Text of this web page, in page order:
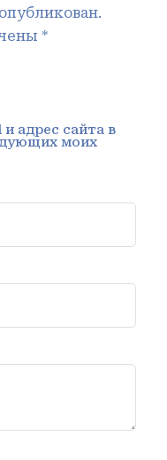
*
адрес сайта в
моих